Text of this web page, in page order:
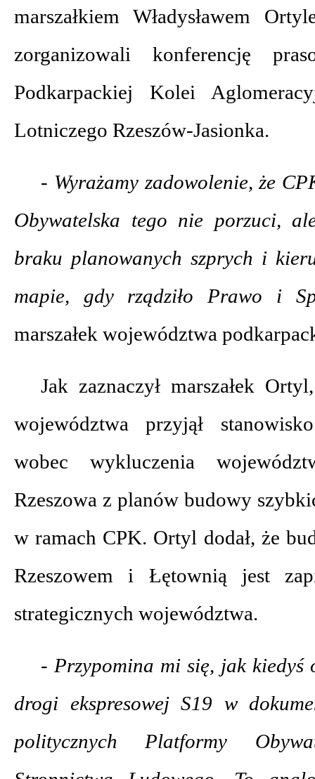
marszałkiem Władysławem
zorganizowali konferencję
Podkarpackiej Kolei
Lotniczego Rzeszów-Jasionka.
- Wyrażamy zadowolenie, że
Obywatelska tego nie porzuci,
braku planowanych szprych i
mapie, gdy rządziło Prawo i
marszałek województwa
Jak zaznaczył marszałek
województwa przyjął
wobec wykluczenia
Rzeszowa z planów budowy
w ramach CPK. Ortyl dodał, że
Rzeszowem i Łętownią jest
strategicznych województwa.
- Przypomina mi się, jak
drogi ekspresowej S19 w
politycznych Platformy